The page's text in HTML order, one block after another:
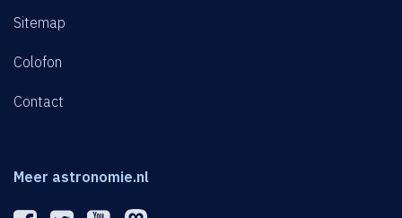
Sitemap
Colofon
Contact
Meer astronomie.nl